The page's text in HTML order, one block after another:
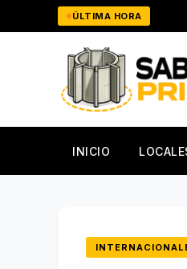
al
ÚLTIMA HORA
tu salvación Artículo de
INICIO